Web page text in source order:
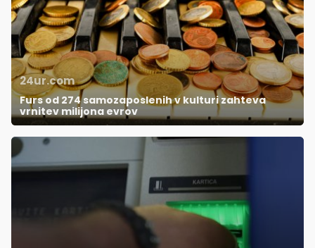
24ur.com
Furs od 274 samozaposlenih v kulturi zahteva
vrnitev milijona evrov